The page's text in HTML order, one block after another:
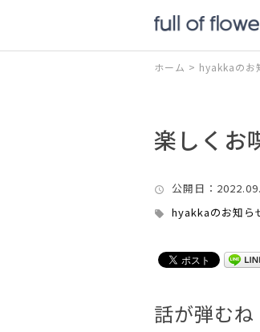
ホーム > hyakkaのお
楽しくお
公開日 ：
hyakkaのお知ら
話が弾むね